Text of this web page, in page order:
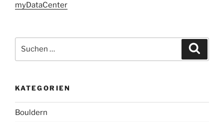
myDataCenter
nach:
KATEGORIEN
Bouldern